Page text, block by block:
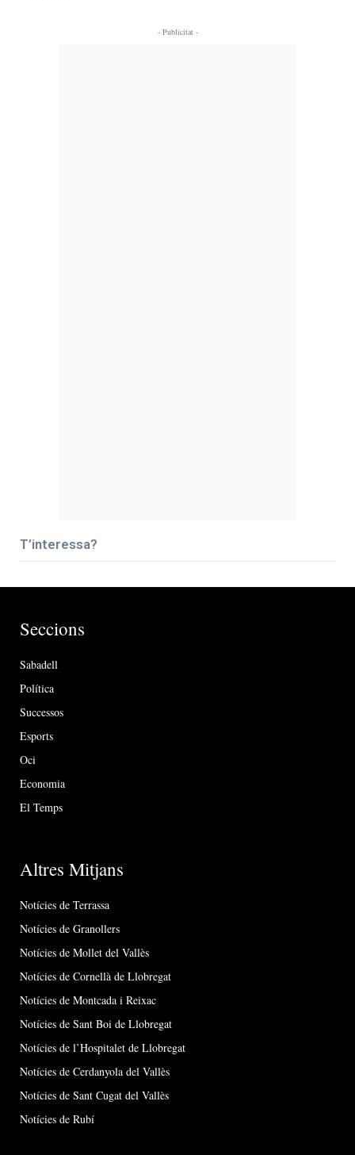
- Publicitat -
T’interessa?
Seccions
Sabadell
Política
Successos
Esports
Oci
Economia
El Temps
Altres Mitjans
Notícies de Terrassa
Notícies de Granollers
Notícies de Mollet del Vallès
Notícies de Cornellà de Llobregat
Notícies de Montcada i Reixac
Notícies de Sant Boi de Llobregat
Notícies de l’Hospitalet de Llobregat
Notícies de Cerdanyola del Vallès
Notícies de Sant Cugat del Vallès
Notícies de Rubí